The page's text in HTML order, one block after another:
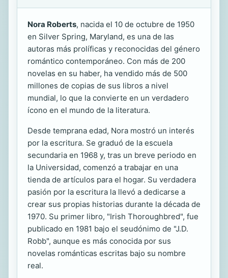
Nora Roberts, nacida el 10 de octubre de 1950
en Silver Spring, Maryland, es una de las
autoras más prolíficas y reconocidas del género
romántico contemporáneo. Con más de 200
novelas en su haber, ha vendido más de 500
millones de copias de sus libros a nivel
mundial, lo que la convierte en un verdadero
ícono en el mundo de la literatura.
Desde temprana edad, Nora mostró un interés
por la escritura. Se graduó de la escuela
secundaria en 1968 y, tras un breve periodo en
la Universidad, comenzó a trabajar en una
tienda de artículos para el hogar. Su verdadera
pasión por la escritura la llevó a dedicarse a
crear sus propias historias durante la década de
1970. Su primer libro, "Irish Thoroughbred", fue
publicado en 1981 bajo el seudónimo de "J.D.
Robb", aunque es más conocida por sus
novelas románticas escritas bajo su nombre
real.